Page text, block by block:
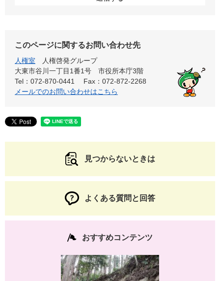
このページに関するお問い合わせ先
人権室
人権啓発グループ
大東市谷川一丁目1番1号 市役所本庁3階
Tel：072-870-0441
Fax：072-872-2268
メールでのお問い合わせはこちら
見つからないときは
よくある質問と回答
おすすめコンテンツ